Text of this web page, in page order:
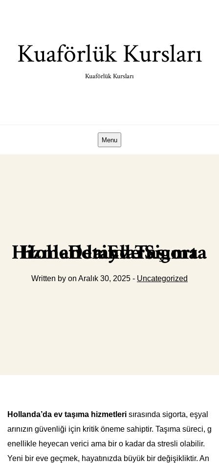
Kuaförlük Kursları
Kuaförlük Kursları
Menu
Hollanda Ev Taşıma Hizmetlerinde Sigorta Detayları
Written by on Aralık 30, 2025 - Uncategorized
Hollanda’da ev taşıma hizmetleri sırasında sigorta, eşyal
arınızın güvenliği için kritik öneme sahiptir. Taşıma süreci, g
enellikle heyecan verici ama bir o kadar da stresli olabilir.
Yeni bir eve geçmek, hayatınızda büyük bir değişikliktir. An